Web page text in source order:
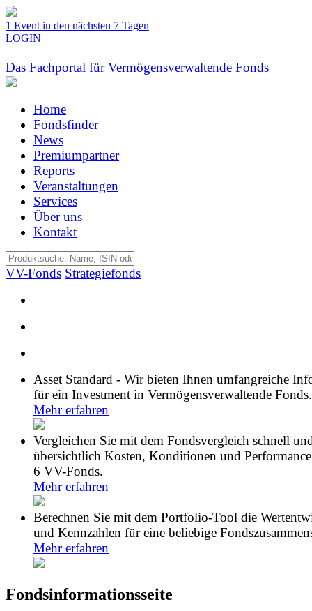
1 Event in den nächsten 7 Tagen
LOGIN
Das Fachportal für Vermögensverwaltende Fonds
Home
Fondsfinder
News
Premiumpartner
Reports
Veranstaltungen
Services
Über uns
Kontakt
VV-Fonds Strategiefonds
Asset Standard - Wir bieten Ihnen umfangreiche
für ein Investment in Vermögensverwaltende Fonds.
Mehr erfahren
Vergleichen Sie mit dem Fondsvergleich schnell
übersichtlich Kosten, Konditionen und
6 VV-Fonds.
Mehr erfahren
Berechnen Sie mit dem Portfolio-Tool die
und Kennzahlen für eine beliebige
Mehr erfahren
Fondsinformationsseite